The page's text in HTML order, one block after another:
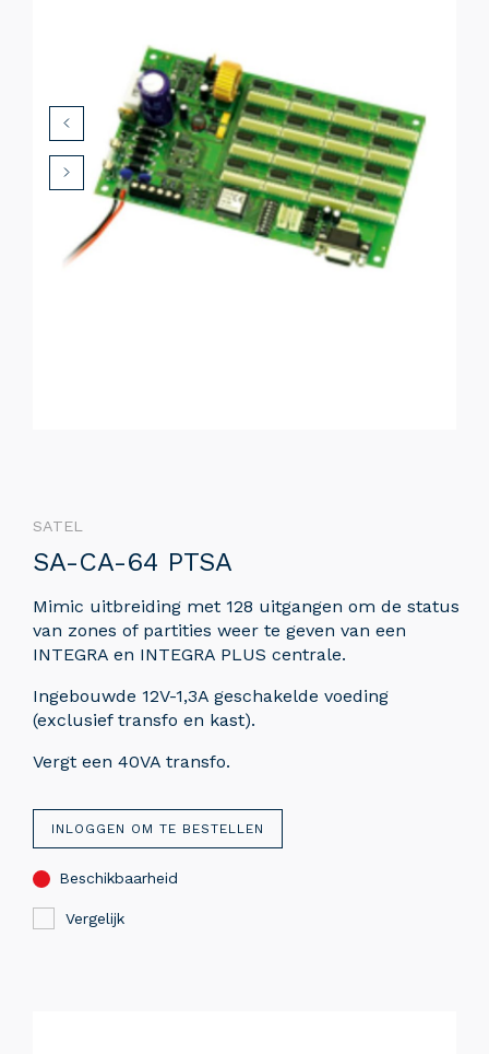
SATEL
SA-CA-64 PTSA
Mimic uitbreiding met 128 uitgangen om de status
van zones of partities weer te geven van een
INTEGRA en INTEGRA PLUS centrale.
Ingebouwde 12V-1,3A geschakelde voeding
(exclusief transfo en kast).
Vergt een 40VA transfo.
INLOGGEN OM TE BESTELLEN
Beschikbaarheid
Vergelijk